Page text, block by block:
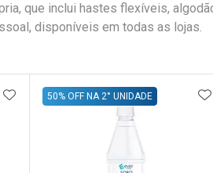
que inclui hastes flexíveis,
disponíveis em todas as lojas.
ADICIONAR AOS FAVORITOS
50% OFF NA 2° UNIDADE